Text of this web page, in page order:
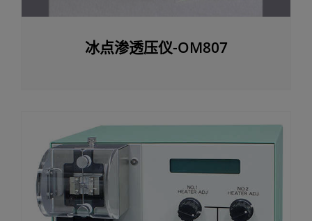
冰点渗透压仪-OM807